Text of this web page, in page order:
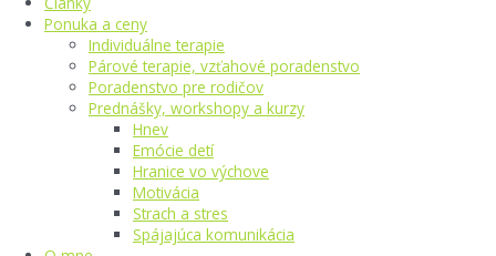
Ponuka a ceny
Individuálne terapie
Párové terapie, vzťahové poradenstvo
Poradenstvo pre rodičov
Prednášky, workshopy a kurzy
Hnev
Emócie detí
Hranice vo výchove
Motivácia
Strach a stres
Spájajúca komunikácia